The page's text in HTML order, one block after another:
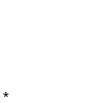
*